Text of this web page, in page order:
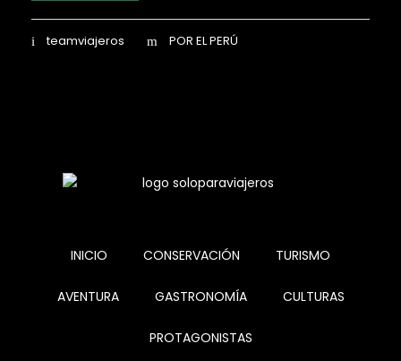
teamviajeros POR EL PERÚ
INICIO CONSERVACIÓN TURISMO
AVENTURA GASTRONOMÍA CULTURAS
PROTAGONISTAS